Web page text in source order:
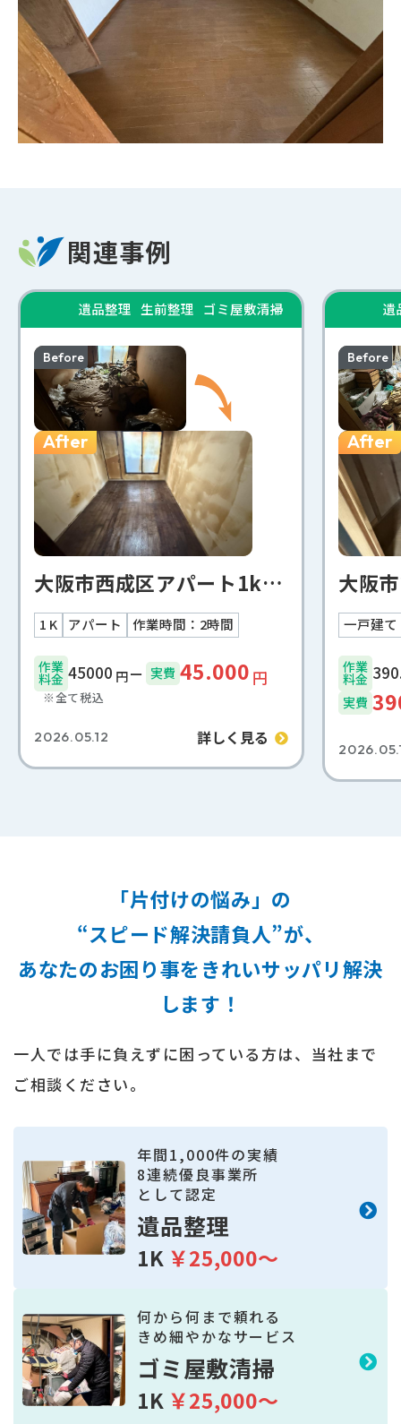
関連事例
遺品整理 生前整理 ゴミ屋敷清掃
1 K アパート 作業時間：2時間
作業
料金 45000 円 実費 45.000 円
※全て税込
Before
After
大阪市西成区アパート1k遺品整理事例
2026.05.12 詳しく見る
遺
一戸建て
作業
料金
実費
Before
After
「片付けの悩み」の
“スピード解決請負人”が、
あなたのお困り事をきれいサッパリ解決
します！
一人では手に負えずに困っている方は、当社まで
ご相談ください。
年間1,000件の実績
8連続優良事業所
として認定
遺品整理
1K ￥25,000～
何から何まで頼れる
きめ細やかなサービス
ゴミ屋敷清掃
1K ￥25,000～